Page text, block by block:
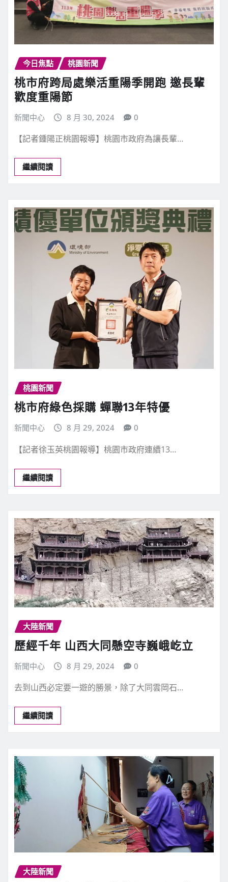
今日焦點 桃園新聞
桃市府跨局處樂活重陽季開跑 邀長輩
歡度重陽節
新聞中心 8 月 30, 2024 0
【記者鍾陽正桃園報導】桃園市政府為讓長輩…
繼續閱讀
桃園新聞
桃市府綠色採購 蟬聯13年特優
新聞中心 8 月 29, 2024 0
【記者徐玉英桃園報導】桃園市政府連續13…
繼續閱讀
大陸新聞
歷經千年 山西大同懸空寺巍峨屹立
新聞中心 8 月 29, 2024 0
去到山西必定要一遊的勝景，除了大同雲岡石…
繼續閱讀
大陸新聞